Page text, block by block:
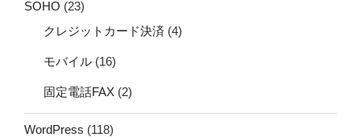
SOHO (23)
クレジットカード決済 (4)
モバイル (16)
固定電話FAX (2)
WordPress (118)